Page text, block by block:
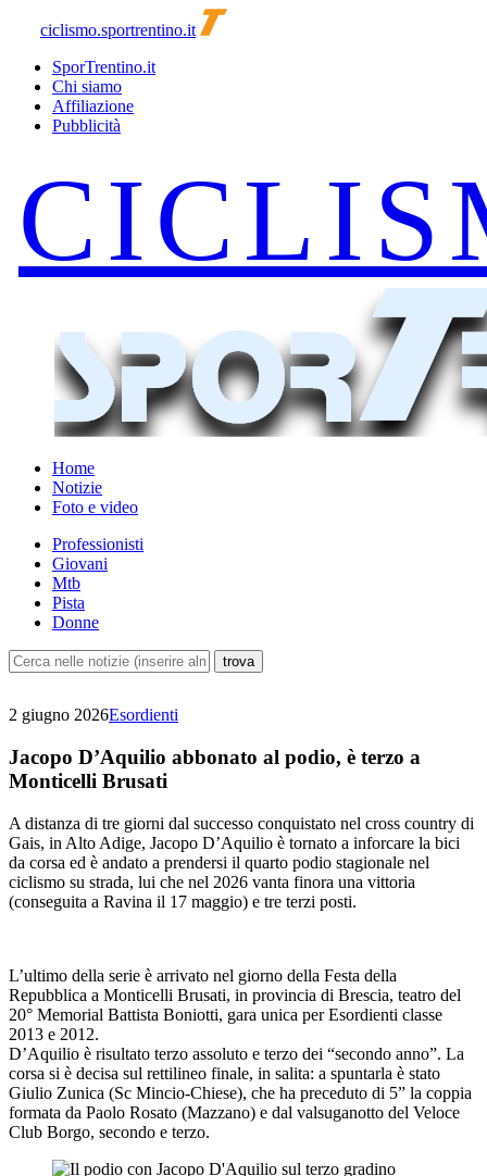
ciclismo.sportrentino.it
SporTrentino.it
Chi siamo
Affiliazione
Pubblicità
Home
Notizie
Foto e video
Professionisti
Giovani
Mtb
Pista
Donne
2 giugno 2026Esordienti
Jacopo D’Aquilio abbonato al podio, è terzo a
Monticelli Brusati
A distanza di tre giorni dal successo conquistato nel cross country di
Gais, in Alto Adige, Jacopo D’Aquilio è tornato a inforcare la bici
da corsa ed è andato a prendersi il quarto podio stagionale nel
ciclismo su strada, lui che nel 2026 vanta finora una vittoria
(conseguita a Ravina il 17 maggio) e tre terzi posti.
L’ultimo della serie è arrivato nel giorno della Festa della
Repubblica a Monticelli Brusati, in provincia di Brescia, teatro del
20° Memorial Battista Boniotti, gara unica per Esordienti classe
2013 e 2012.
D’Aquilio è risultato terzo assoluto e terzo dei “secondo anno”. La
corsa si è decisa sul rettilineo finale, in salita: a spuntarla è stato
Giulio Zunica (Sc Mincio-Chiese), che ha preceduto di 5” la coppia
formata da Paolo Rosato (Mazzano) e dal valsuganotto del Veloce
Club Borgo, secondo e terzo.